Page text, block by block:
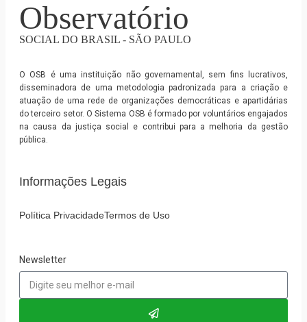
Observatório
SOCIAL DO BRASIL - SÃO PAULO
O OSB é uma instituição não governamental, sem fins lucrativos,
disseminadora de uma metodologia padronizada para a criação e
atuação de uma rede de organizações democráticas e apartidárias
do terceiro setor. O Sistema OSB é formado por voluntários engajados
na causa da justiça social e contribui para a melhoria da gestão
pública.
Informações Legais
Política PrivacidadeTermos de Uso
Newsletter